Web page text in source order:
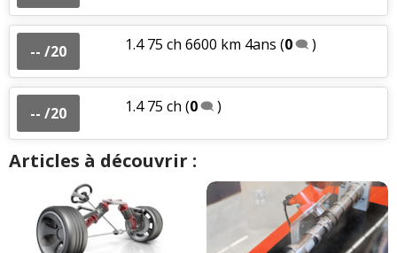
-- /20 1.4 75 ch 6600 km 4ans (0 )
-- /20 1.4 75 ch (0 )
Articles à découvrir :